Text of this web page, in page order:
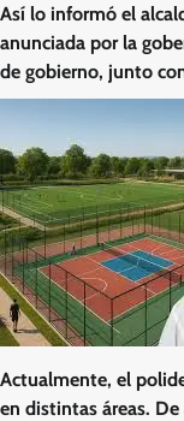
Así lo informó el
anunciada por la
de gobierno, junto
Actualmente, el
en distintas áreas.